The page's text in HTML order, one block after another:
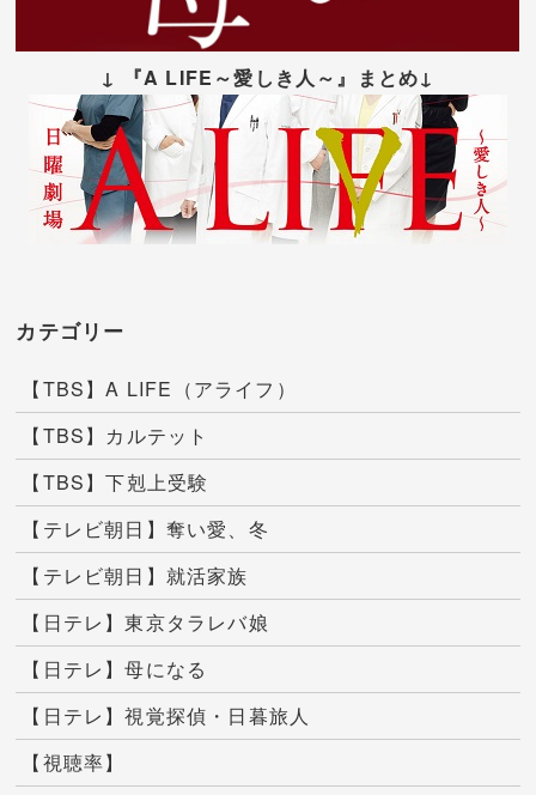
↓ 『A LIFE～愛しき人～』まとめ↓
カテゴリー
【TBS】A LIFE（アライフ）
【TBS】カルテット
【TBS】下剋上受験
【テレビ朝日】奪い愛、冬
【テレビ朝日】就活家族
【日テレ】東京タラレバ娘
【日テレ】母になる
【日テレ】視覚探偵・日暮旅人
【視聴率】